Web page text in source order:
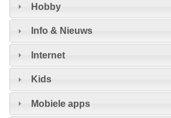
Hobby
Info & Nieuws
Internet
Kids
Mobiele apps